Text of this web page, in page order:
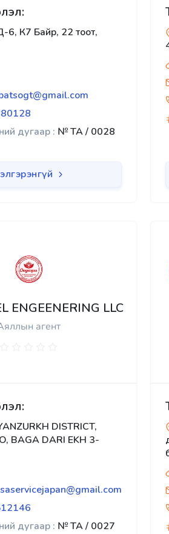
6, К7 Байр, 22 тоот,
дугаар : № TA / 0028
ENGEENERING LLC
агент
DISTRICT,
BAGA DARI EKH 3-
дугаар : № TA / 0027